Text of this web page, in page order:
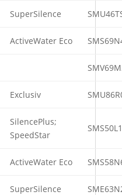
SuperSilence
ActiveWater Eco
Exclusiv
SilencePlus;
SpeedStar
ActiveWater Eco
SuperSilence